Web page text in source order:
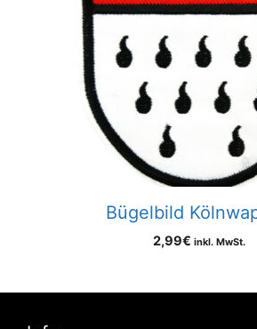
Bügelbild
2,99€ inkl. MwSt.